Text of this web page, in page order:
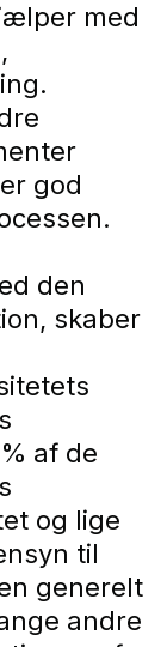
med
god
den
skaber
af de
og lige
til
generelt
andre